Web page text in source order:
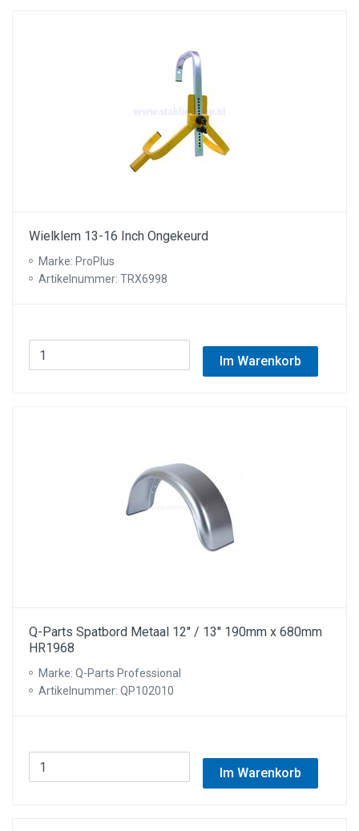
Wielklem 13-16 Inch Ongekeurd
Marke: ProPlus
Artikelnummer: TRX6998
Im Warenkorb
Q-Parts Spatbord Metaal 12'' / 13'' 190mm x 680mm
HR1968
Marke: Q-Parts Professional
Artikelnummer: QP102010
Im Warenkorb